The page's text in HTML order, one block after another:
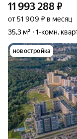
11 993 288₽
от 51 909 ₽ в месяц
35,3 м²
1-комн.
новостройка